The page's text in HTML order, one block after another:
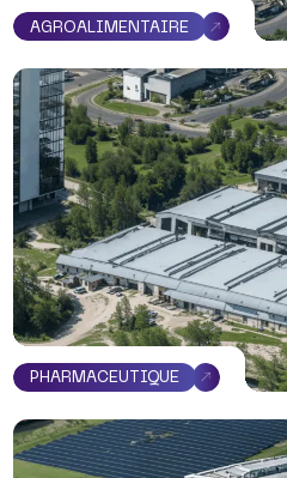
AGROALIMENTAIRE
PHARMACEUTIQUE